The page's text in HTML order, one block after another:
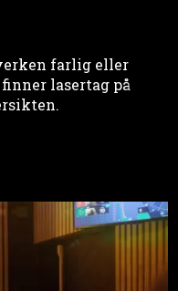
farlig eller
lasertag på